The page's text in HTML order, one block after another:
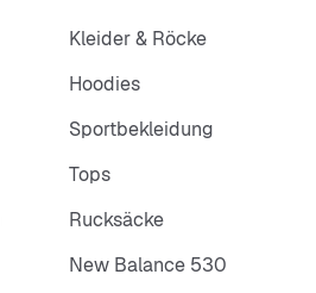
Kleider & Röcke
Hoodies
Sportbekleidung
Tops
Rucksäcke
New Balance 530